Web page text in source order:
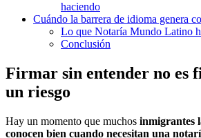
haciendo
Cuándo la barrera de idioma genera
Lo que Notaría Mundo Latino
Conclusión
Firmar sin entender no es
un riesgo
Hay un momento que muchos inmigrantes
conocen bien cuando necesitan una